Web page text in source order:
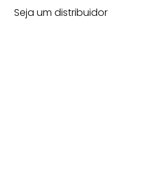
Seja um distribuidor